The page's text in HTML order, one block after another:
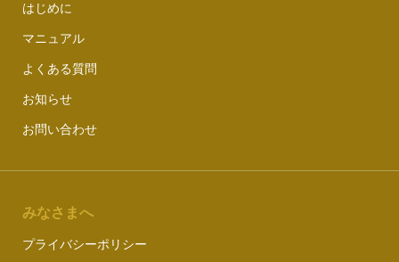
はじめに
マニュアル
よくある質問
お知らせ
お問い合わせ
みなさまへ
プライバシーポリシー